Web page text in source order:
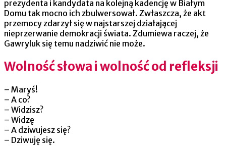
prezydenta i kandydata na kolejną kadencję w Białym
Domu tak mocno ich zbulwersował. Zwłaszcza, że akt
przemocy zdarzył się w najstarszej działającej
nieprzerwanie demokracji świata. Zdumiewa raczej, że
Gawryluk się temu nadziwić nie może.
Wolność słowa i wolność od refleksji
– Maryś!
– A co?
– Widzisz?
– Widzę
– A dziwujesz się?
– Dziwuję się.